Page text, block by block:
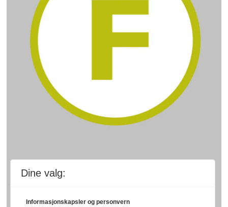
Dine valg:
Informasjonskapsler og personvern